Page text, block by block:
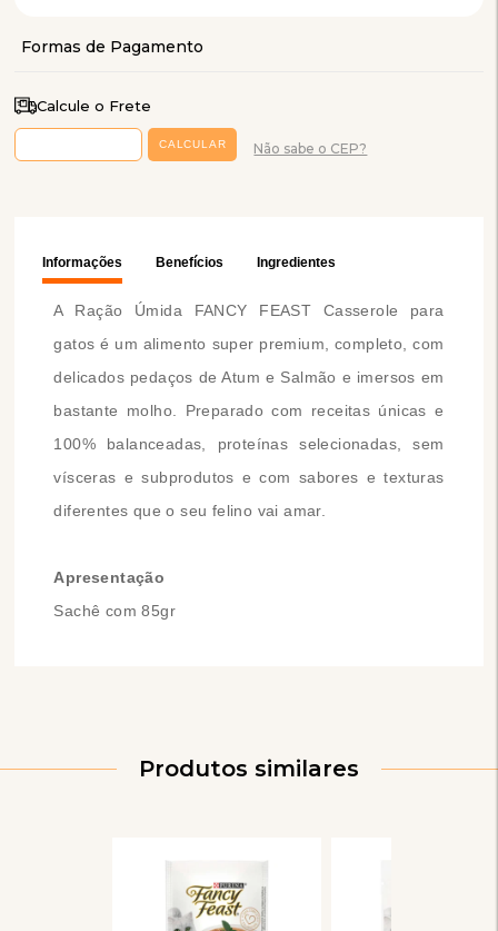
Calcule o Frete
Não sabe o CEP?
Informações Benefícios Ingredientes
A Ração Úmida FANCY FEAST Casserole para
gatos é um alimento super premium, completo, com
delicados pedaços de Atum e Salmão e imersos em
bastante molho. Preparado com receitas únicas e
100% balanceadas, proteínas selecionadas, sem
vísceras e subprodutos e com sabores e texturas
diferentes que o seu felino vai amar.
Apresentação
Sachê com 85gr
Produtos similares